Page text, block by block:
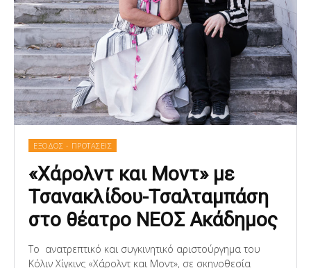
ΕΞΟΔΟΣ - ΠΡΟΤΑΣΕΙΣ
«Χάρολντ και Μοντ» με
Τσανακλίδου-Τσαλταμπάση
στο θέατρο ΝΕΟΣ Ακάδημος
Το ανατρεπτικό και συγκινητικό αριστούργημα του
Κόλιν Χίγκινς «Χάρολντ και Μοντ», σε σκηνοθεσία